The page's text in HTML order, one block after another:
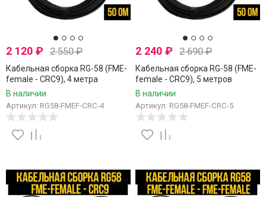
2 120 ₽ 2 550₽
Кабельная сборка RG-58 (FME-
female - CRC9), 4 метра
В наличии
Артикул: RG58-FMEF-CRC-4
2 240₽ 2 690₽
Кабельная сборка RG-58 (FME-
female - CRC9), 5 метров
В наличии
Артикул: RG58-FMEF-CRC-5